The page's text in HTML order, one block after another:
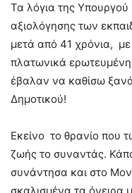
Τα λόγια της Υπουργού
αξιολόγησης των
μετά από 41 χρόνια,
πλατωνικά ερωτευμένη
έβαλαν να καθίσω
Δημοτικού!
Εκείνο το θρανίο που
ζωής το συναντάς.
συνάντησα και στο